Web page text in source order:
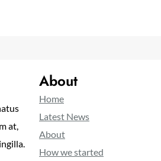
at,
About
Home
Latest News
About
How we started